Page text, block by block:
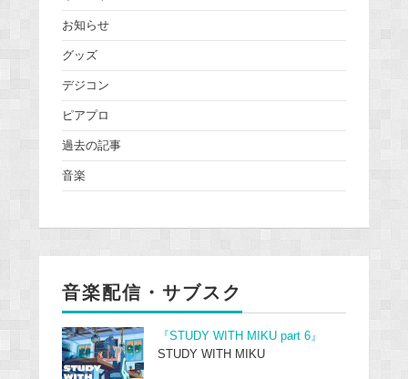
お知らせ
グッズ
デジコン
ピアプロ
過去の記事
音楽
音楽配信・サブスク
『STUDY WITH MIKU part 6』
STUDY WITH MIKU